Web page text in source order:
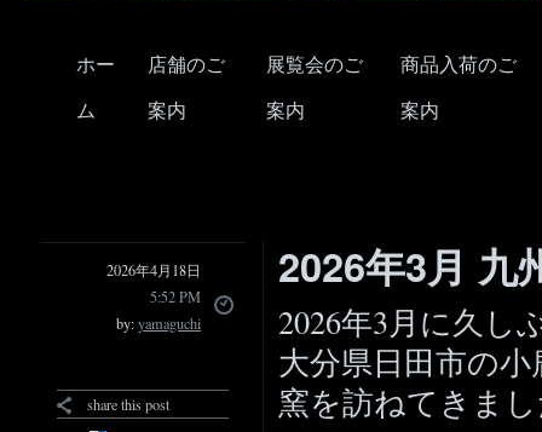
ホー
ム
店舗のご
案内
展覧会のご
案内
商品入荷のご
案内
2026年4月18日
5:52 PM
by:yamaguchi
share this post
2026年3月 九
2026年3月に久し
大分県日田市の
窯を訪ねてきま